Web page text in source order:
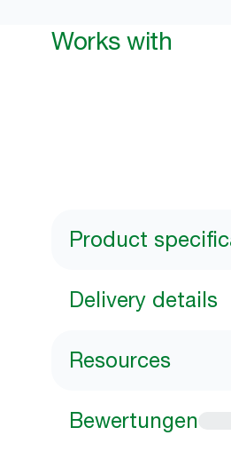
Works with
Product
Delivery details
Resources
Bewertungen